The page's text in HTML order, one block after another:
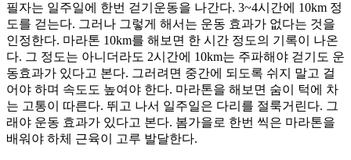
필자는 일주일에 한번 걷기운동을 나간다. 3~4시간에 10km 정
도를 걷는다. 그러나 그렇게 해서는 운동 효과가 없다는 것을
인정한다. 마라톤 10km를 해보면 한 시간 정도의 기록이 나온
다. 그 정도는 아니더라도 2시간에 10km는 주파해야 걷기도 운
동효과가 있다고 본다. 그러려면 중간에 되도록 쉬지 말고 걸
어야 하며 속도도 높여야 한다. 마라톤을 해보면 숨이 턱에 차
는 고통이 따른다. 뛰고 나서 일주일은 다리를 절룩거린다. 그
래야 운동 효과가 있다고 본다. 봄가을로 한번 씩은 마라톤을
배워야 하체 근육이 고루 발달한다.